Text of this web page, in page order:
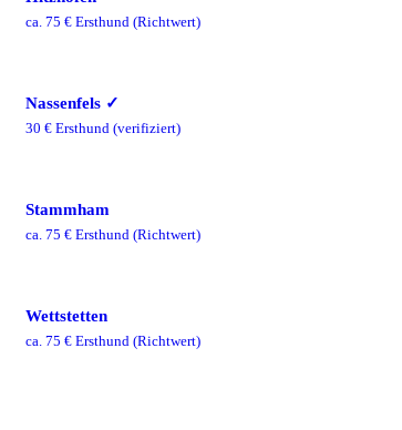
ca. 75 € Ersthund (Richtwert)
Nassenfels ✓
30 € Ersthund (verifiziert)
Stammham
ca. 75 € Ersthund (Richtwert)
Wettstetten
ca. 75 € Ersthund (Richtwert)